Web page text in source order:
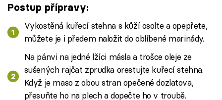
Postup přípravy:
Vykostěná kuřecí stehna s kůží osolte a opepřete,
můžete je i předem naložit do oblíbené marinády.
Na pánvi na jedné lžíci másla a trošce oleje ze
sušených rajčat zprudka orestujte kuřecí stehna.
Když je maso z obou stran opečené dozlatova,
přesuňte ho na plech a dopečte ho v troubě.